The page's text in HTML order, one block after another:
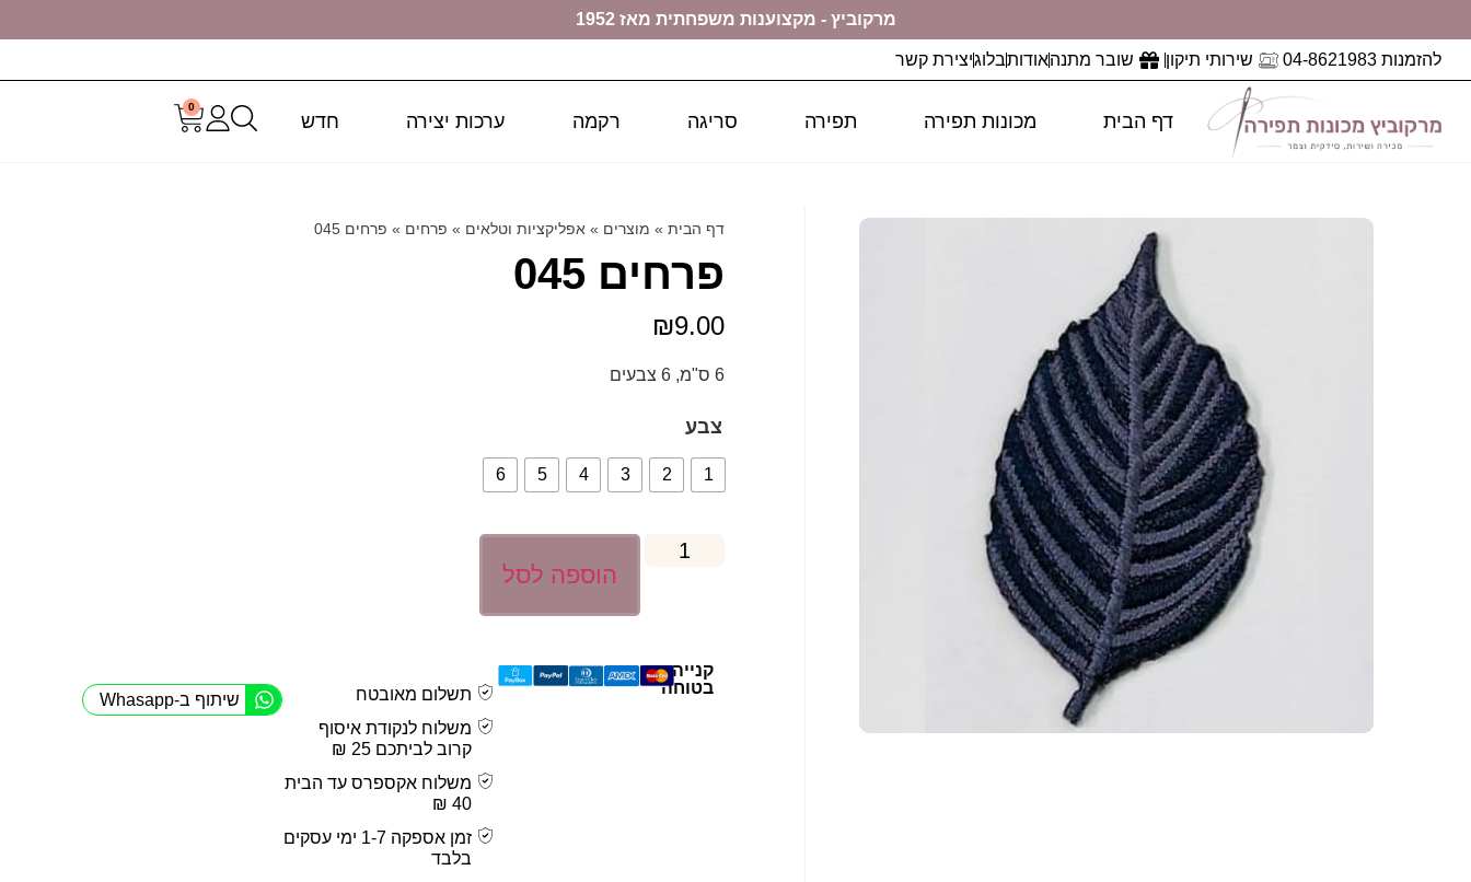
מרקוביץ - מקצוענות משפחתית מאז 1952
להזמנות 04-8621983 שירותי תיקון שובר מתנהאודותבלוגיצירת קשר
דף הבית מכונות תפירה תפירה סריגה רקמה ערכות יצירה חדש
0
דף הבית » מוצרים » אפליקציות וטלאים » פרחים » פרחים 045
פרחים 045
₪9.00
6 ס"מ, 6 צבעים
צבע
1
2
3
4
5
6
הוספה לסל
קנייה
בטוחה
תשלום מאובטח
משלוח לנקודת איסוף
קרוב לביתכם 25 ₪
משלוח אקספרס עד הבית
40 ₪
זמן אספקה 1-7 ימי עסקים
בלבד
שיתוף ב-Whasapp